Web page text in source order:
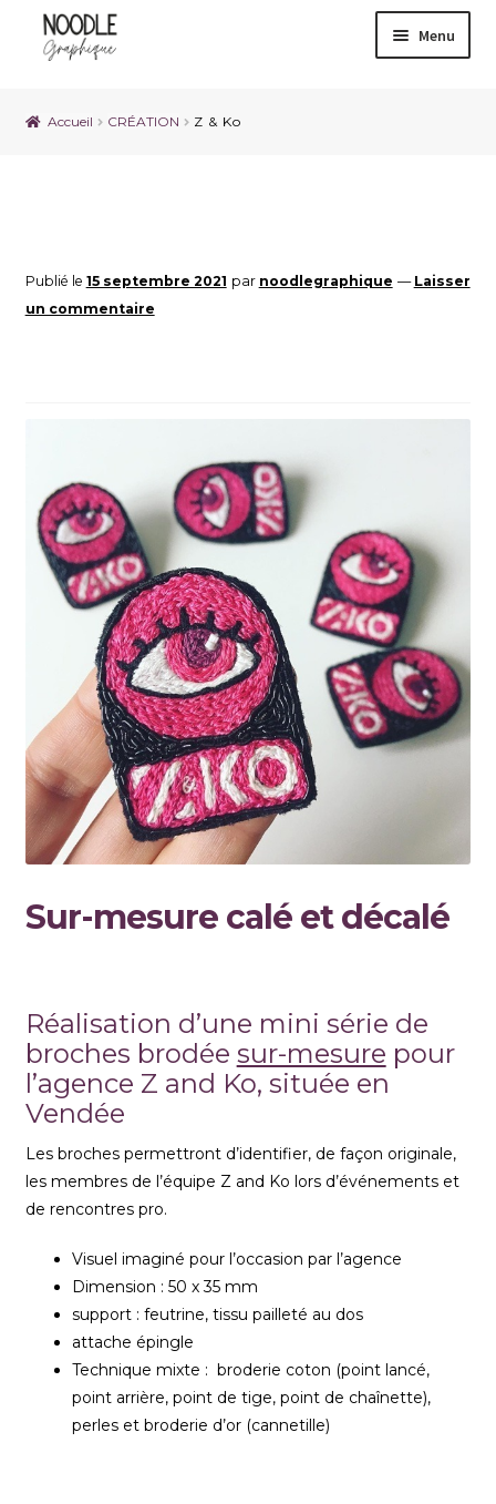
Menu
Accueil CRÉATION Z & Ko
Publié le 15 septembre 2021 par noodlegraphique — Laisser
un commentaire
Sur-mesure calé et décalé
Réalisation d’une mini série de
broches brodée sur-mesure pour
l’agence Z and Ko, située en
Vendée
Les broches permettront d’identifier, de façon originale,
les membres de l’équipe Z and Ko lors d’événements et
de rencontres pro.
Visuel imaginé pour l’occasion par l’agence
Dimension : 50 x 35 mm
support : feutrine, tissu pailleté au dos
attache épingle
Technique mixte : broderie coton (point lancé,
point arrière, point de tige, point de chaînette),
perles et broderie d’or (cannetille)